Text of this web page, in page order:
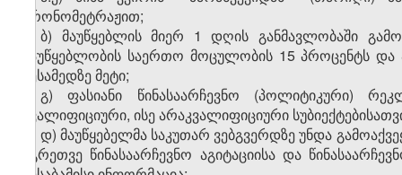
ქრონომეტრაჟით;
ბ) მაუწყებლის მიერ 1 დღის განმავლობაში
მაუწყებლობის საერთო მოცულობის 15 პროცენტს
მესამედზე მეტი;
გ) ფასიანი წინასაარჩევნო (პოლიტიკური)
კვალიფიციური, ისე არაკვალიფიციური
დ) მაუწყებელმა საკუთარ ვებგვერდზე უნდა
აგრეთვე წინასაარჩევნო აგიტაციისა და